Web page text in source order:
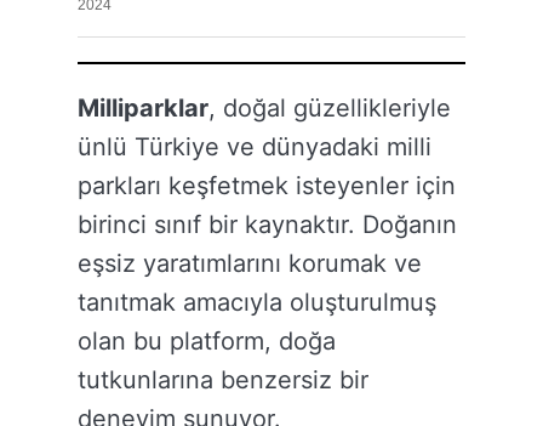
2024
Milliparklar, doğal güzellikleriyle
ünlü Türkiye ve dünyadaki milli
parkları keşfetmek isteyenler için
birinci sınıf bir kaynaktır. Doğanın
eşsiz yaratımlarını korumak ve
tanıtmak amacıyla oluşturulmuş
olan bu platform, doğa
tutkunlarına benzersiz bir
deneyim sunuyor.